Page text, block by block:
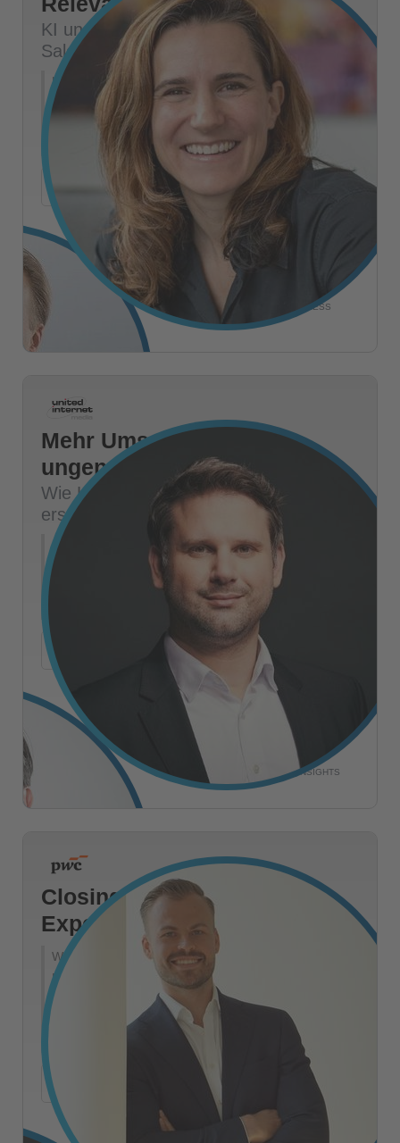
KI und Personalisierung in Marketing,
Sales und Service
KI-gestützte Personalisierung ist viel mehr als das
Ausspielen individueller Inhalte. Wir zeigen, wie Daten
und KI im Kundenalltag wirklich wirken - und das
entlang der gesamten Customer Journey.
Sergej Plovs
MANAGING DIRECTOR
Adriane Kovacevic
DIRECTOR MARKETING & BUSINESS
DEVELOPMENT
Mehr Umsatz aus
ungenutzten Daten:
Wie KI neue Marketing-Audiences
erschließt
Zwei konkrete Use Cases zeigen, wie United Internet
Media moderne KI-Verfahren einsetzt, um aus
unstrukturierten Daten verwertbare Insights und
aktivierbare Zielgruppen zu generieren.
Mehr Details
Friedrich Schenk
HEAD OF TARGETING & DATA PRODUCTS
Wenzel Drechsler
HEAD OF UIM MARKETING & INSIGHTS
Closing the Customer
Experience Gap
Wir zeigen anhand 4 zentraler Themen und
Beispielen aus der Praxis auf, wie sich Marketing-
Organisationen und deren Operating Model
transformieren müssen, um den Kundenerwartungen
an Personalisierung gerecht zu werden.